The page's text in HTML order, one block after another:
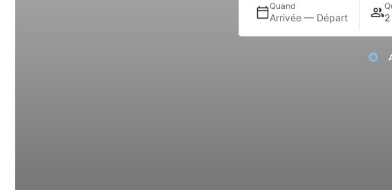
Quand
Arrivée — Départ 2